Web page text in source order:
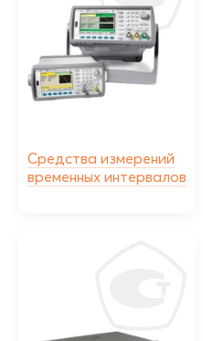
Средства измерений
временных интервалов